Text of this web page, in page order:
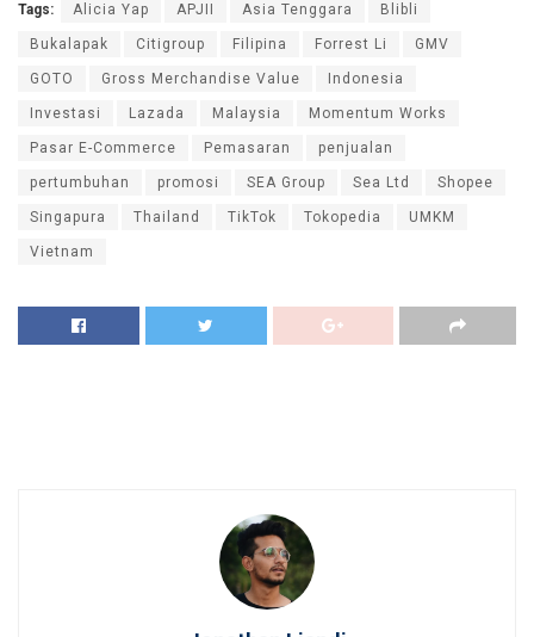
Tags: Alicia Yap APJII Asia Tenggara Blibli
Bukalapak Citigroup Filipina Forrest Li GMV
GOTO Gross Merchandise Value Indonesia
Investasi Lazada Malaysia Momentum Works
Pasar E-Commerce Pemasaran penjualan
pertumbuhan promosi SEA Group Sea Ltd Shopee
Singapura Thailand TikTok Tokopedia UMKM
Vietnam